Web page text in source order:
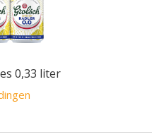
0,33 liter